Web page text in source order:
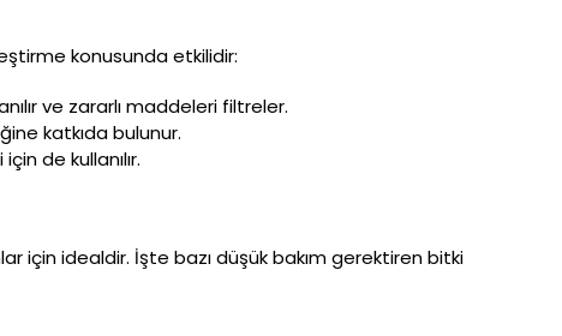
konusunda etkilidir:
ve zararlı maddeleri filtreler.
katkıda bulunur.
de kullanılır.
için idealdir. İşte bazı düşük bakım gerektiren bitki